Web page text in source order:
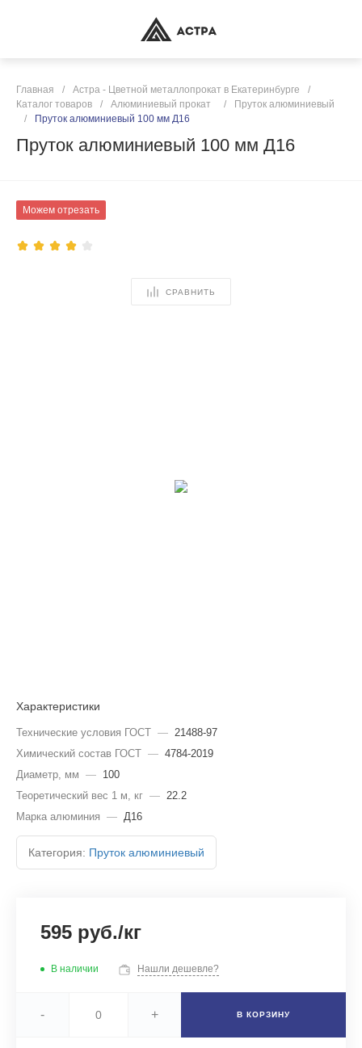
Главная / Астра - Цветной металлопрокат в Екатеринбурге
/
Каталог товаров
/ Алюминиевый прокат /
Пруток алюминиевый
/
Пруток алюминиевый 100 мм Д16
Пруток алюминиевый 100 мм Д16
Можем отрезать
СРАВНИТЬ
Характеристики
Технические условия ГОСТ — 21488-97
Химический состав ГОСТ — 4784-2019
Диаметр, мм — 100
Теоретический вес 1 м, кг — 22.2
Марка алюминия — Д16
Категория: Пруток алюминиевый
595 руб./кг
В наличии Нашли дешевле?
- + В КОРЗИНУ